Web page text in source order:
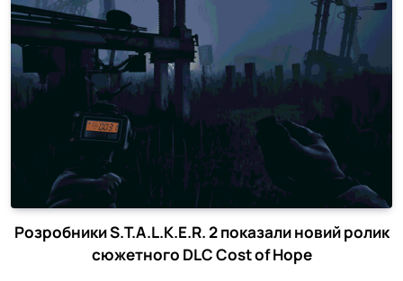
Розробники S.T.A.L.K.E.R. 2 показали новий ролик
сюжетного DLC Cost of Hope